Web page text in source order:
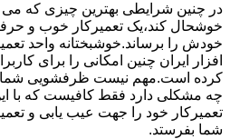
در چنین شرایطی بهترین چیزی که می
خوشحال کند،یک تعمیرکار خوب و
خودش را برساند.خوشبختانه واحد
افزار ایران چنین امکانی را برای
کرده است.مهم نیست ظرفشویی شما
چه مشکلی دارد فقط کافیست که با
تعمیرکار خود را جهت عیب یابی و
شما بفرستد.